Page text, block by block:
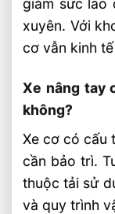
giảm sức lao
xuyên. Với
cơ vẫn kinh
Xe nâng tay
không?
Xe cơ có cấu
cần bảo trì.
thuộc tải sử
và quy trình